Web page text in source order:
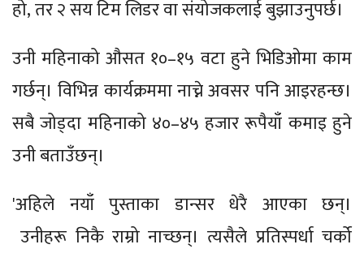
हो, तर २ सय टिम लिडर वा संयोजकलाई बुझाउनुपर्छ।
उनी महिनाको औसत १०–१५ वटा हुने भिडिओमा काम
गर्छन्। विभिन्न कार्यक्रममा नाच्ने अवसर पनि आइरहन्छ।
सबै जोड्दा महिनाको ४०–४५ हजार रूपैयाँ कमाइ हुने
उनी बताउँछन्।
'अहिले नयाँ पुस्ताका डान्सर धेरै आएका छन्।
उनीहरू निकै राम्रो नाच्छन्। त्यसैले प्रतिस्पर्धा चर्को